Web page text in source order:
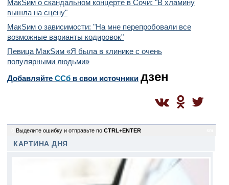
МакSим о скандальном концерте в Сочи: "В хламину
вышла на сцену"
МакSим о зависимости: "На мне перепробовали все
возможные варианты кодировок"
Певица МакSим «Я была в клинике с очень
популярными людьми»
Добавляйте CСб в свои источники дзен
Выделите ошибку и отправьте по CTRL+ENTER
КАРТИНА ДНЯ